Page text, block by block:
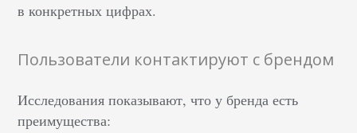
в конкретных цифрах.
Пользователи контактируют с брендом
Исследования показывают, что у бренда есть
преимущества: